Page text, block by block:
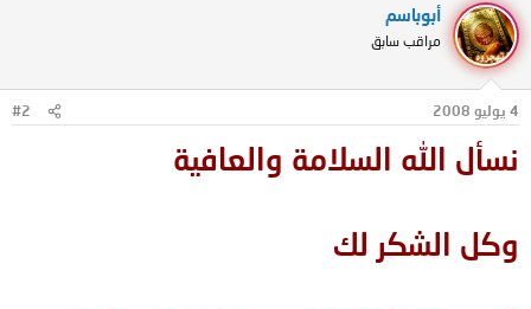
أبوباسم
مراقب سابق
4 يوليو 2008 #2
نسأل الله السلامة والعافية
وكل الشكر لك